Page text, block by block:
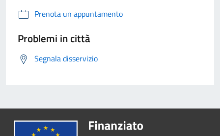
Prenota un appuntamento
Problemi in città
Segnala disservizio